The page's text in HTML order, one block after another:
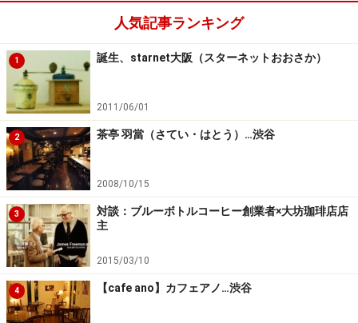
人気記事ランキング
1 誕生、starnet大阪（スターネットおおさか）
2011/06/01
2 茶亭 羽當（さてい・はとう）…渋谷
2008/10/15
3
対談：ブルーボトルコーヒー創業者×大坊珈琲店店
主
2015/03/10
4 【cafe ano】カフェアノ…渋谷